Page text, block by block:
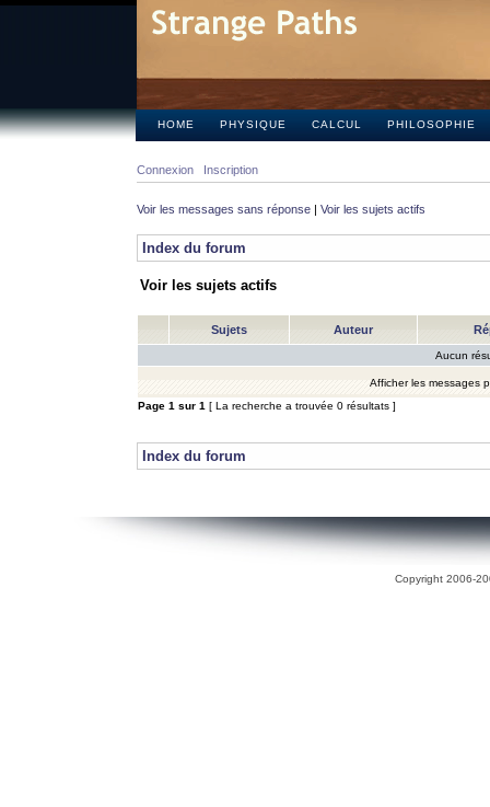
HOME PHYSIQUE CALCUL PHILOSOPHIE
Connexion Inscription
Voir les messages sans réponse | Voir les sujets actifs
Index du forum
Voir les sujets actifs
Sujets Auteur
Aucun
Afficher les messages
Page 1 sur 1 [ La recherche a trouvée 0 résultats ]
Index du forum
Copyright 2006-